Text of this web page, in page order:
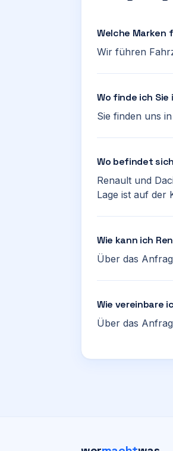
Welche Marken
Wir führen
Wo finde ich Sie
Sie finden uns
Wo befindet
Renault und
Lage ist auf der
Wie kann ich
Über das
Wie vereinbare
Über das